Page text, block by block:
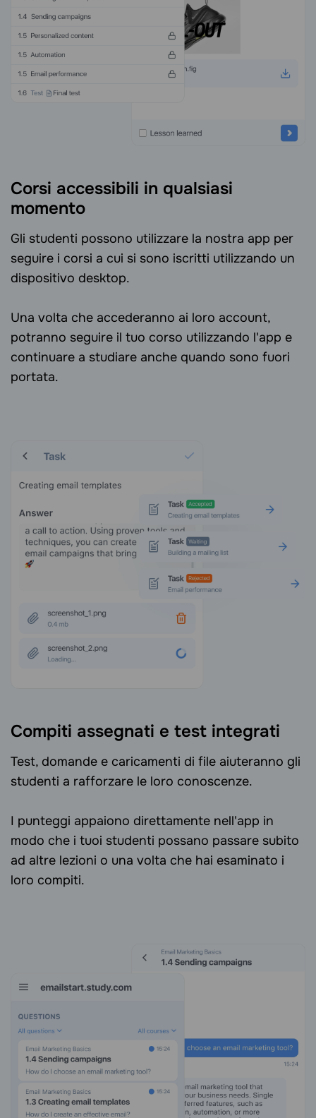
Corsi accessibili in qualsiasi
momento
Gli studenti possono utilizzare la nostra app per
seguire i corsi a cui si sono iscritti utilizzando un
dispositivo desktop.
Una volta che accederanno ai loro account,
potranno seguire il tuo corso utilizzando l'app e
continuare a studiare anche quando sono fuori
portata.
Compiti assegnati e test integrati
Test, domande e caricamenti di file aiuteranno gli
studenti a rafforzare le loro conoscenze.
I punteggi appaiono direttamente nell'app in
modo che i tuoi studenti possano passare subito
ad altre lezioni o una volta che hai esaminato i
loro compiti.